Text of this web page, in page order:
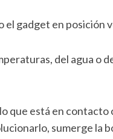
el gadget en posición
del agua o
que está en contacto
sumerge la